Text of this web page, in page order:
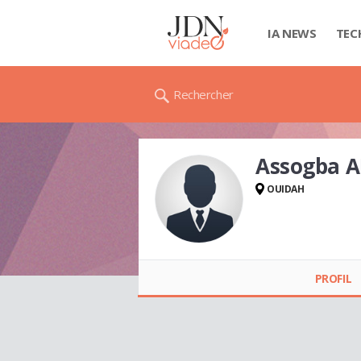
IA NEWS
Rechercher
Assogba
OUIDAH
PROFIL